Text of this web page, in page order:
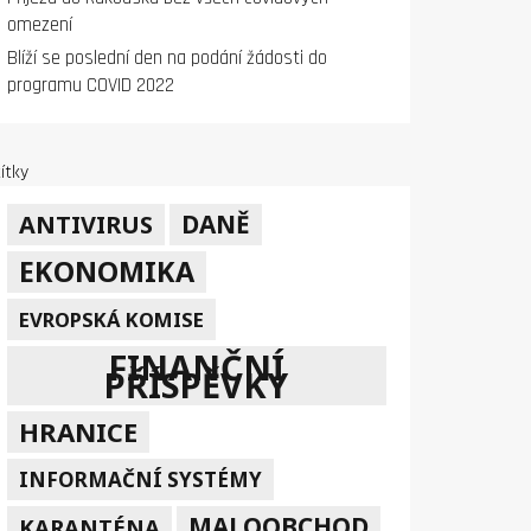
omezení
Blíží se poslední den na podání žádosti do
programu COVID 2022
ANTIVIRUS DANĚ
EKONOMIKA
EVROPSKÁ KOMISE
FINANČNÍ
PŘÍSPĚVKY
HRANICE
INFORMAČNÍ SYSTÉMY